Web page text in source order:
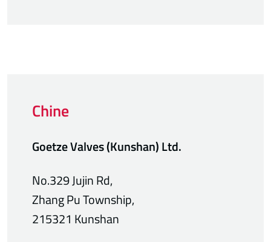
Chine
Goetze Valves(Kunshan) Ltd.
No.329 Jujin Rd,
Zhang Pu Township,
215321 Kunshan